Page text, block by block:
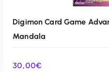
Digimon Card Game
Mandala
30,00€